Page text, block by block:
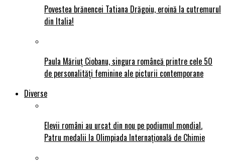
Povestea brănencei Tatiana Drăgoiu, eroină la cutremurul
din Italia!
Paula Măriuț Ciobanu, singura româncă printre cele 50
de personalități feminine ale picturii contemporane
Diverse
Elevii români au urcat din nou pe podiumul mondial.
Patru medalii la Olimpiada Internațională de Chimie